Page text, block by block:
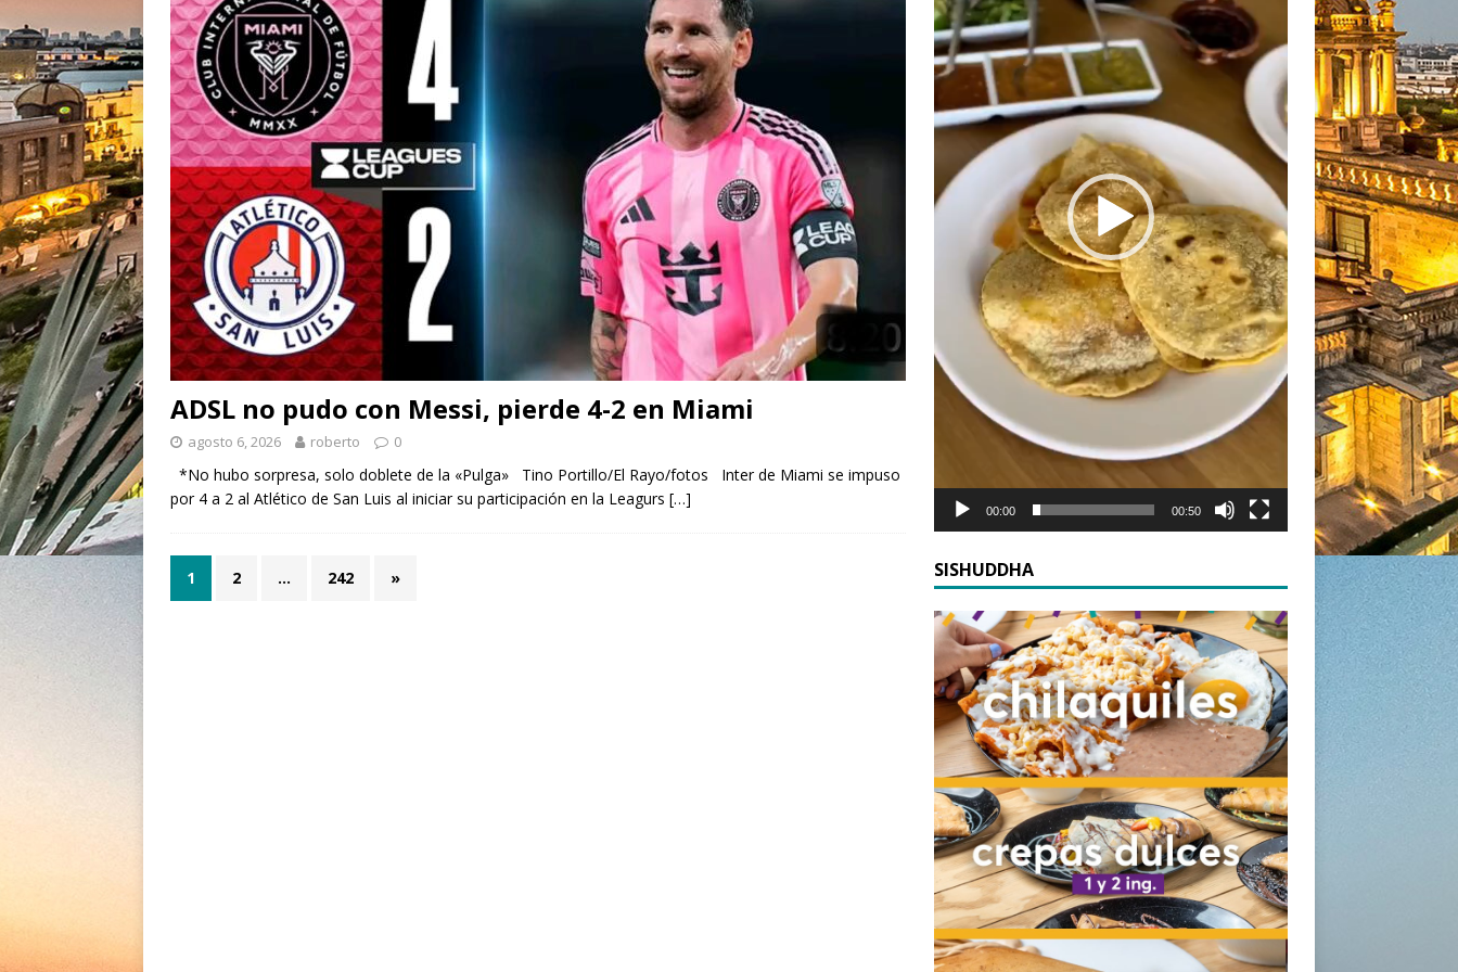
ADSL no pudo con Messi, pierde 4-2 en Miami
agosto 6, 2026 roberto 0
*No hubo sorpresa, solo doblete de la «Pulga» Tino Portillo/El Rayo/fotos Inter de Miami se impuso
por 4 a 2 al Atlético de San Luis al iniciar su participación en la Leagurs […]
1 2 … 242 »
00:00 00:50
SISHUDDHA